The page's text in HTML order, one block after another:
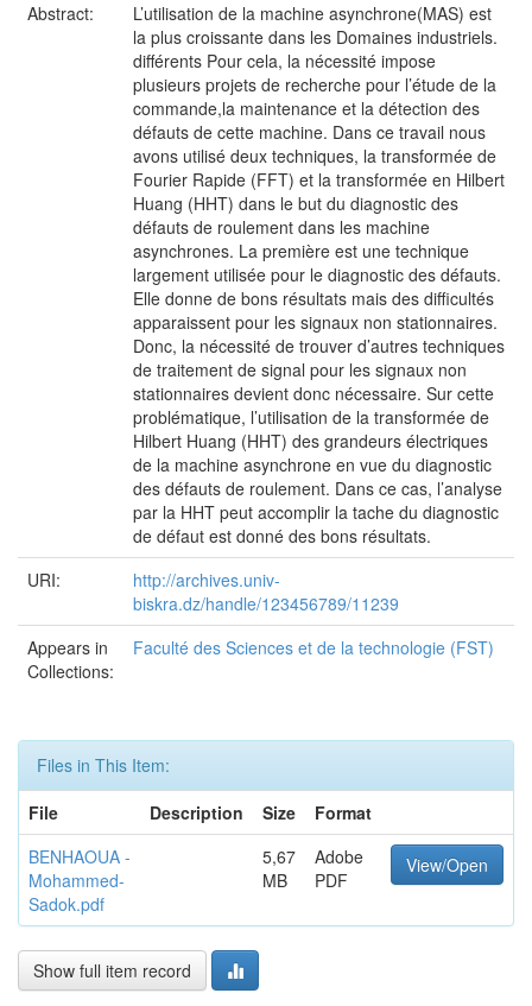
Abstract:
L’utilisation de la machine asynchrone(MAS) est
la plus croissante dans les Domaines industriels.
différents Pour cela, la nécessité impose
plusieurs projets de recherche pour l’étude de la
commande,la maintenance et la détection des
défauts de cette machine. Dans ce travail nous
avons utilisé deux techniques, la transformée de
Fourier Rapide (FFT) et la transformée en Hilbert
Huang (HHT) dans le but du diagnostic des
défauts de roulement dans les machine
asynchrones. La première est une technique
largement utilisée pour le diagnostic des défauts.
Elle donne de bons résultats mais des difficultés
apparaissent pour les signaux non stationnaires.
Donc, la nécessité de trouver d’autres techniques
de traitement de signal pour les signaux non
stationnaires devient donc nécessaire. Sur cette
problématique, l’utilisation de la transformée de
Hilbert Huang (HHT) des grandeurs électriques
de la machine asynchrone en vue du diagnostic
des défauts de roulement. Dans ce cas, l’analyse
par la HHT peut accomplir la tache du diagnostic
de défaut est donné des bons résultats.
URI:
http://archives.univ-
biskra.dz/handle/123456789/11239
Appears in
Collections:
Faculté des Sciences et de la technologie (FST)
Files in This Item:
File
Description Size
Format
BENHAOUA -
Mohammed-
Sadok.pdf
5,67
MB
Adobe
PDF
View/Open
Show full item record